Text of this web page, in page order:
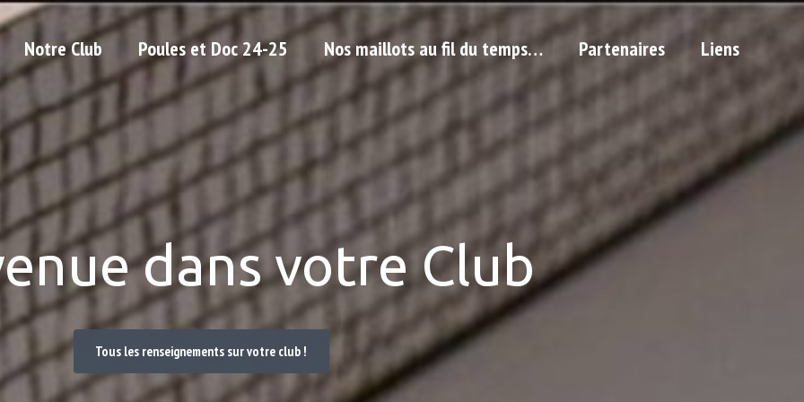
Notre Club Poules et Doc 24-25 Nos maillots au fil du temps… Partenaires Liens
dans votre Club
Tous les renseignements sur votre club !